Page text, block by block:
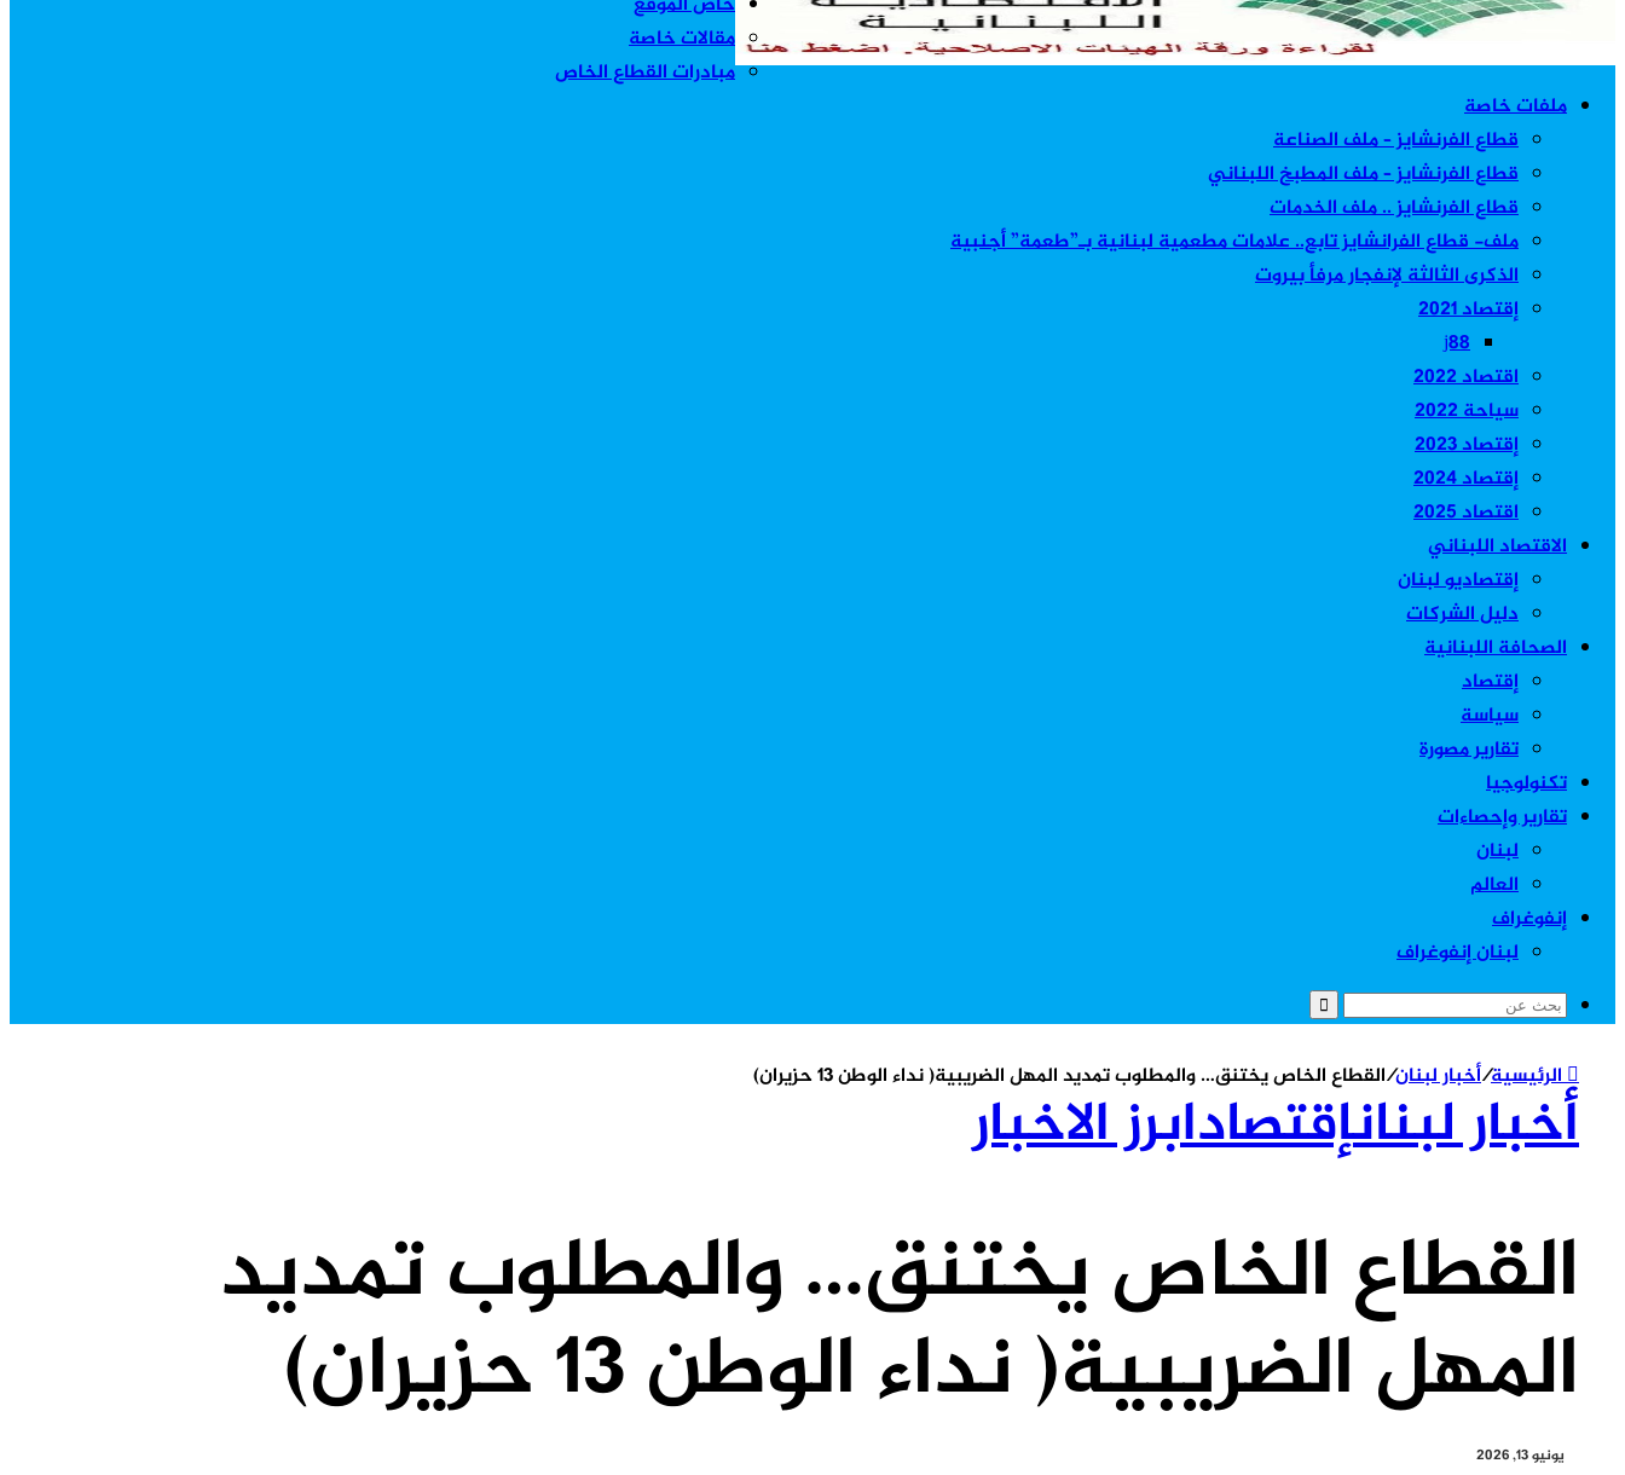
مقالات خاصة
مبادرات القطاع الخاص
ملفات خاصة
قطاع الفرنشايز – ملف الصناعة
قطاع الفرنشايز – ملف المطبخ اللبناني
قطاع الفرنشايز .. ملف الخدمات
ملف- قطاع الفرانشايز تابع.. علامات مطعمية لبنانية بـ”طعمة” أجنبية
الذكرى الثالثة لإنفجار مرفأ بيروت
إقتصاد 2021
j88
اقتصاد 2022
سياحة 2022
إقتصاد 2023
إقتصاد 2024
اقتصاد 2025
الاقتصاد اللبناني
إقتصاديو لبنان
دليل الشركات
الصحافة اللبنانية
إقتصاد
سياسة
تقارير مصورة
تكنولوجيا
تقارير وإحصاءات
لبنان
العالم
إنفوغراف
لبنان إنفوغراف
بحث
الرئيسية/أخبار لبنان/القطاع الخاص يختنق… والمطلوب تمديد المهل الضريبية( نداء الوطن 13 حزيران)
أخبار لبنانإقتصادابرز الاخبار
القطاع الخاص يختنق… والمطلوب تمديد
المهل الضريبية( نداء الوطن 13 حزيران)
يونيو 13, 2026